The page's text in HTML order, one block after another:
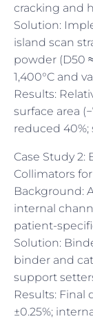
cracking and
Solution:
island scan
powder (D50
1,400°C and
Results:
surface area
reduced 40%;
Case Study 2:
Collimators
Background:
internal
patient-
Solution:
binder and
support
Results: Final
±0.25%;